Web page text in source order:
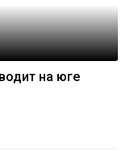
на юге